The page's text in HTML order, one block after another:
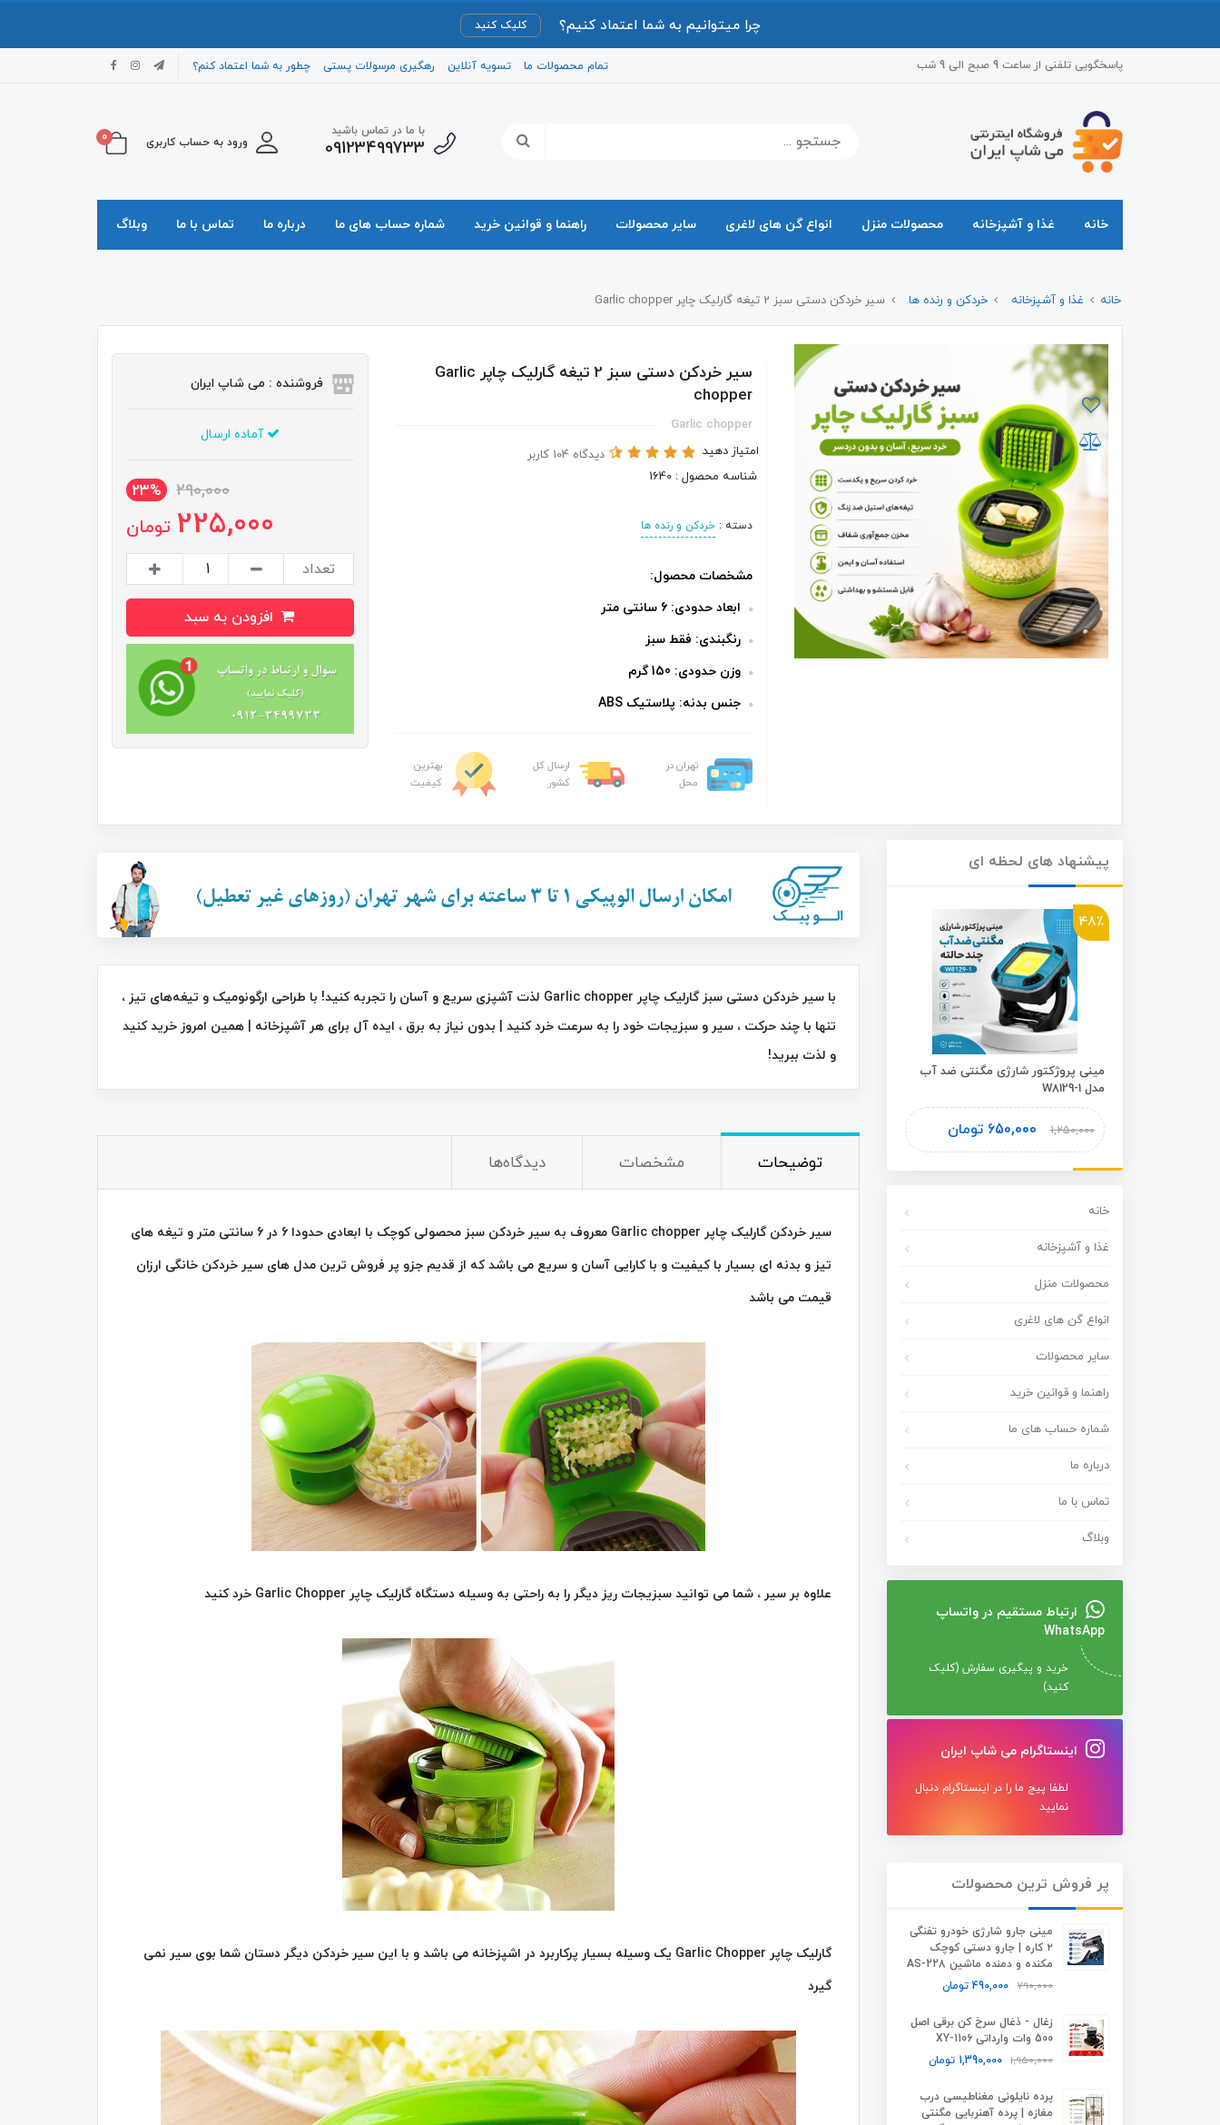
چرا میتوانیم به شما اعتماد کنیم؟ کلیک کنید
پاسخگویی تلفنی از ساعت 9 صبح الی 9 شب تمام محصولات ما تسویه آنلاین رهگیری مرسولات پستی چطور به شما اعتماد کنم؟
با ما در تماس باشید
09123499733 ورود به حساب کاربری 0
خانه غذا و آشپزخانه محصولات منزل انواع گن های لاغری سایر محصولات راهنما و قوانین خرید شماره حساب های ما درباره ما تماس با ما وبلاگ
خانه غذا و آشپزخانه خردکن و رنده ها سیر خردکن دستی سبز 2 تیغه گارلیک چاپر Garlic chopper
سیر خردکن دستی سبز 2 تیغه گارلیک چاپر Garlic
chopper
Garlic chopper
امتیاز دهید
دیدگاه 104 کاربر
شناسه محصول : 1640
دسته : خردکن و رنده ها
مشخصات محصول:
ابعاد حدودی: 6 سانتی متر
رنگبندی: فقط سبز
وزن حدودی: 150 گرم
جنس بدنه: پلاستیک ABS
تهران در
محل
ارسال کل
کشور
بهترین
کیفیت
فروشنده : می شاپ ایران
آماده ارسال
290,000
23%
225,000 تومان
تعداد
خانه
غذا و آشپزخانه
محصولات منزل
انواع گن های لاغری
سایر محصولات
راهنما و قوانین خرید
شماره حساب های ما
درباره ما
تماس با ما
وبلاگ
ارتباط مستقیم در واتساپ
WhatsApp
خرید و پیگیری سفارش (کلیک
کنید)
پیشنهاد های لحظه ای
48٪
مینی پروژکتور شارژی مگنتی ضد آب
مدل W8129-1
1,250,000
650,000 تومان
Plus
1,450,000
790,000 تومان
C-7739
سوکانی SK-1008
34٪
FAN DD 5634
اینستاگرام می شاپ ایران
لطفا پیج ما را در اینستاگرام دنبال
نمایید
پر فروش ترین محصولات
مینی جارو شارژی خودرو تفنگی
۲ کاره | جارو دستی کوچک
مکنده و دمنده ماشین AS-228
790,000
490,000 تومان
زغال - ذغال سرخ کن برقی اصل
500 وات وارداتی XY-1106
1,950,000
1,390,000 تومان
پرده نایلونی مغناطیسی درب
مغازه | پرده آهنربایی مگنتی
با سیر خردکن دستی سبز گارلیک چاپر Garlic chopper لذت آشپزی سریع و آسان را تجربه کنید! با طراحی ارگونومیک و تیغه‌های تیز ،
تنها با چند حرکت ، سیر و سبزیجات خود را به سرعت خرد کنید | بدون نیاز به برق ، ایده‌ آل برای هر آشپزخانه | همین امروز خرید کنید
و لذت ببرید!
توضیحات مشخصات دیدگاه‌ها
سیر خردکن گارلیک چاپر Garlic chopper معروف به سیر خردکن سبز محصولی کوچک با ابعادی حدودا 6 در 6 سانتی متر و تیغه های
تیز و بدنه ای بسیار با کیفیت و با کارایی آسان و سریع می باشد که از قدیم جزو پر فروش ترین مدل های سیر خردکن خانگی ارزان
قیمت می باشد
علاوه بر سیر ، شما می توانید سبزیجات ریز دیگر را به راحتی به وسیله دستگاه گارلیک چاپر Garlic Chopper خرد کنید
گارلیک چاپر Garlic Chopper یک وسیله بسیار پرکاربرد در اشپزخانه می باشد و با این سیر خردکن دیگر دستان شما بوی سیر نمی
گیرد